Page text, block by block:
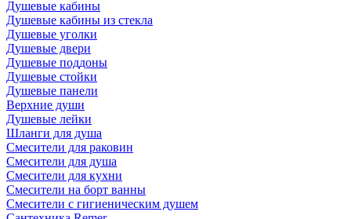
Душевые кабины
Душевые кабины из стекла
Душевые уголки
Душевые двери
Душевые поддоны
Душевые стойки
Душевые панели
Верхние души
Душевые лейки
Шланги для душа
Смесители для раковин
Смесители для душа
Смесители для кухни
Смесители на борт ванны
Смесители с гигиеническим душем